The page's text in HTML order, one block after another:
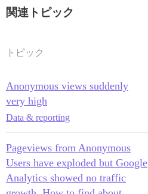
関連トピック
トピック
Anonymous views suddenly
very high
Data & reporting
Pageviews from Anonymous
Users have exploded but Google
Analytics showed no traffic